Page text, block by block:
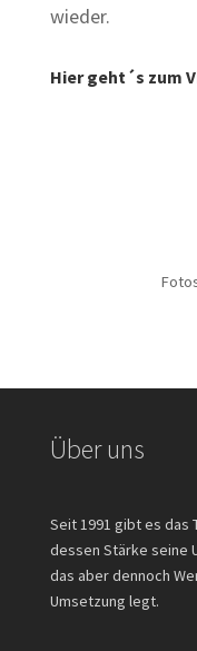
wieder.
Hier geht´s zum
Über uns
Seit 1991 gibt es das
dessen Stärke seine
das aber dennoch
Umsetzung legt.